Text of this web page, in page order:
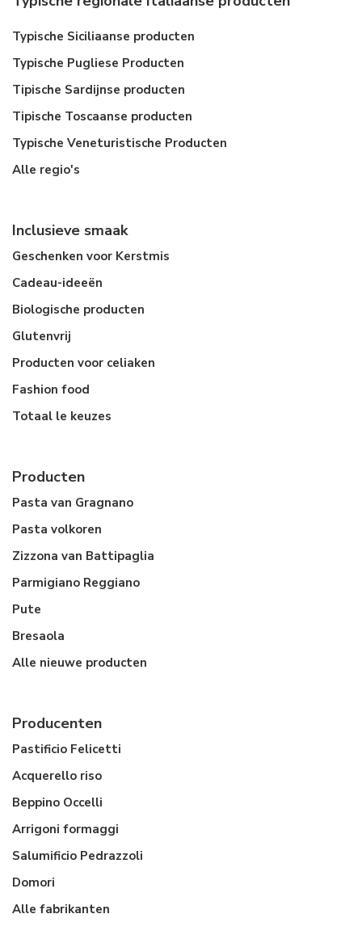
Typische Siciliaanse producten
Typische Pugliese Producten
Tipische Sardijnse producten
Tipische Toscaanse producten
Typische Veneturistische Producten
Alle regio's
Inclusieve smaak
Geschenken voor Kerstmis
Cadeau-ideeën
Biologische producten
Glutenvrij
Producten voor celiaken
Fashion food
Totaal le keuzes
Producten
Pasta van Gragnano
Pasta volkoren
Zizzona van Battipaglia
Parmigiano Reggiano
Pute
Bresaola
Alle nieuwe producten
Producenten
Pastificio Felicetti
Acquerello riso
Beppino Occelli
Arrigoni formaggi
Salumificio Pedrazzoli
Domori
Alle fabrikanten